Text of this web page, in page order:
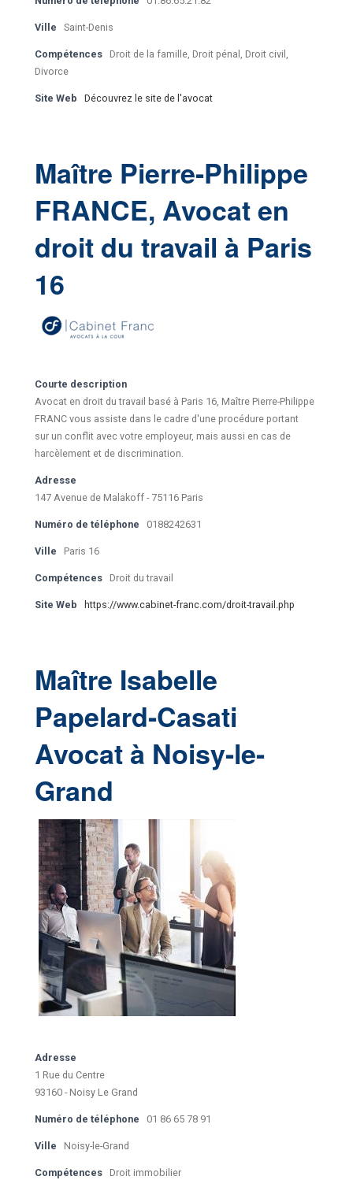
Ville Saint-Denis
Compétences
Droit de la famille, Droit pénal, Droit civil,
Divorce
Site Web Découvrez le site de l'avocat
Maître Pierre-Philippe
FRANCE, Avocat en
droit du travail à Paris
16
Courte description
Avocat en droit du travail basé à Paris 16, Maître Pierre-Philippe
FRANC vous assiste dans le cadre d'une procédure portant
sur un conflit avec votre employeur, mais aussi en cas de
harcèlement et de discrimination.
Adresse
147 Avenue de Malakoff - 75116 Paris
Numéro de téléphone 0188242631
Ville Paris 16
Compétences Droit du travail
Site Web https://www.cabinet-franc.com/droit-travail.php
Maître Isabelle
Papelard-Casati
Avocat à Noisy-le-
Grand
Adresse
1 Rue du Centre
93160 - Noisy Le Grand
Numéro de téléphone 01 86 65 78 91
Ville Noisy-le-Grand
Compétences Droit immobilier